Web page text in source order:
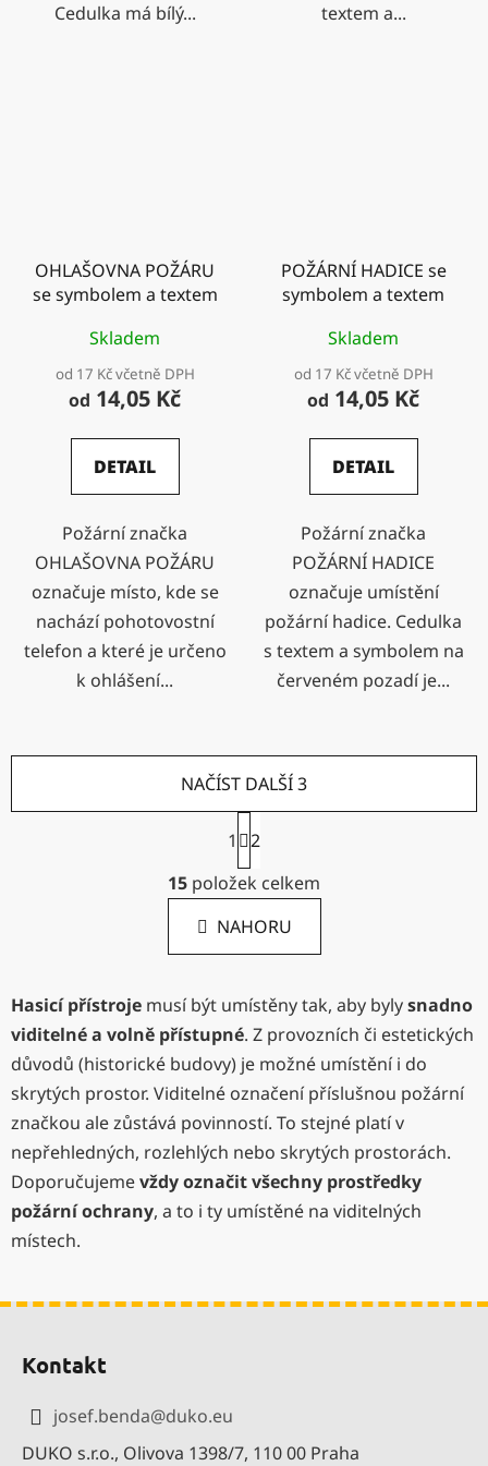
Cedulka má bílý...
textem a...
OHLAŠOVNA POŽÁRU
se symbolem a textem
Skladem
od 17 Kč včetně DPH
od 14,05 Kč
DETAIL
Požární značka
OHLAŠOVNA POŽÁRU
označuje místo, kde se
nachází pohotovostní
telefon a které je určeno
k ohlášení...
POŽÁRNÍ HADICE se
symbolem a textem
Skladem
od 17 Kč včetně DPH
od 14,05 Kč
DETAIL
Požární značka
POŽÁRNÍ HADICE
označuje umístění
požární hadice. Cedulka
s textem a symbolem na
červeném pozadí je...
O
v
l
á
d
c
í
p
r
v
k
y
v
ý
p
u
NAČÍST DALŠÍ 3
S
t
r
á
n
k
n
í
1
2
15 položek celkem
NAHORU
Hasicí přístroje musí být umístěny tak, aby bylysnadno
viditelné a volně přístupné. Z provozních či estetických
důvodů (historické budovy) je možné umístění i do
skrytých prostor. Viditelné označení příslušnou požární
značkou ale zůstává povinností. To stejné platí v
nepřehledných, rozlehlých nebo skrytých prostorách.
Doporučujemevždy označit všechny prostředky
požární ochrany, a to i ty umístěné na viditelných
místech.
Kontakt
josef.benda@duko.eu
DUKO s.r.o., Olivova 1398/7, 110 00 Praha